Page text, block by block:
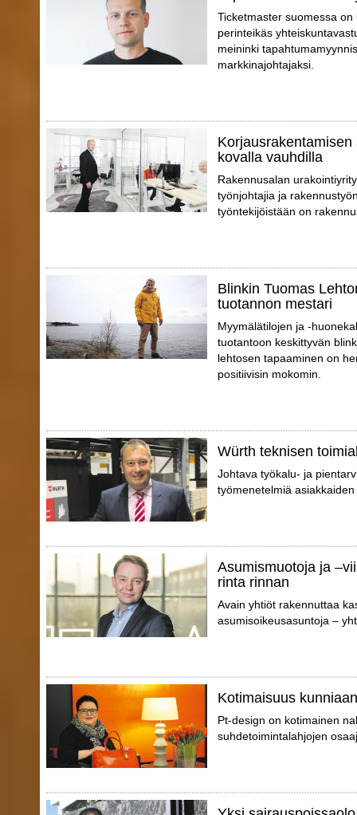
Ticketmaster suomessa
perinteikäs
meininki
markkinajohtajaksi.
kovalla vauhdilla
Rakennusalan
työnjohtajia ja
työntekijöistään on
Blinkin Tuomas
tuotannon mestari
Myymälätilojen ja -
tuotantoon keskittyvän
lehtosen tapaaminen on
positiivisin mokomin.
Würth teknisen
Johtava työkalu- ja
työmenetelmiä
Asumismuotoja ja
rinta rinnan
Avain yhtiöt rakennuttaa
asumisoikeusasuntoja –
Kotimaisuus kunniaan
Pt-design on kotimainen
suhdetoimintalahjojen